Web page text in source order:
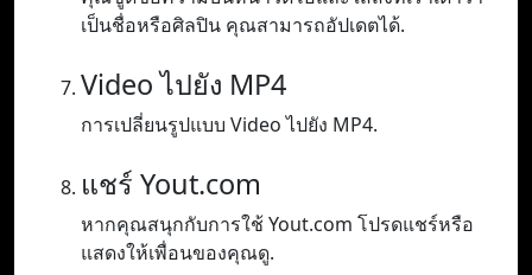
เป็นชื่อหรือศิลปิน คุณสามารถอัปเดตได้.
Video ไปยัง MP4
การเปลี่ยนรูปแบบ Video ไปยัง MP4.
แชร์ Yout.com
หากคุณสนุกกับการใช้ Yout.com โปรดแชร์หรือ
แสดงให้เพื่อนของคุณดู.